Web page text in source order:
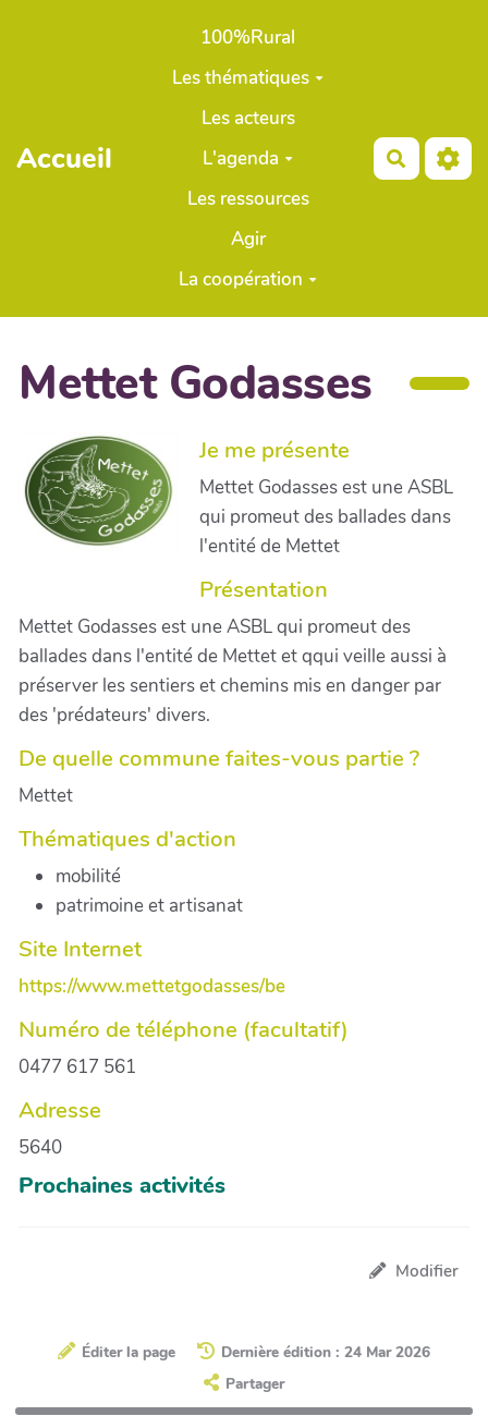
Aller au contenu principal
Accueil
100%Rural
Les thématiques
Les acteurs
L'agenda
Les ressources
Agir
La coopération
Mettet Godasses
Je me présente
Mettet Godasses est une ASBL
qui promeut des ballades dans
l'entité de Mettet
Présentation
Mettet Godasses est une ASBL qui promeut des
ballades dans l'entité de Mettet et qqui veille aussi à
préserver les sentiers et chemins mis en danger par
des 'prédateurs' divers.
De quelle commune faites-vous partie ?
Mettet
Thématiques d'action
mobilité
patrimoine et artisanat
Site Internet
https://www.mettetgodasses/be
Numéro de téléphone (facultatif)
0477 617 561
Adresse
5640
Prochaines activités
Modifier
Éditer la page
Dernière édition : 24 Mar 2026
Partager